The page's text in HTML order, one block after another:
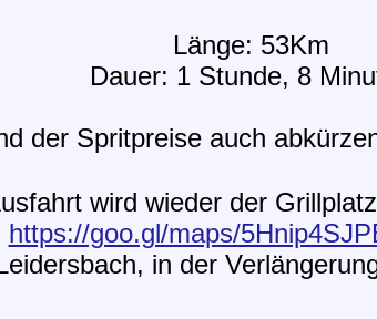
Länge: 53Km
Dauer: 1 Stunde, 8
der Spritpreise auch
wird wieder der
https://goo.gl/maps/
in der